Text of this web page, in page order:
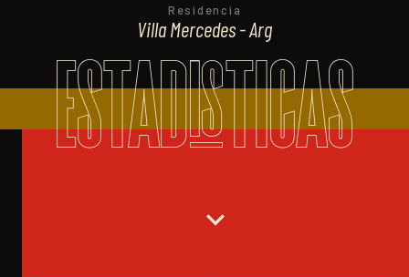
Residencia
Villa Mercedes - Arg
ESTADISTICAS
expand_more